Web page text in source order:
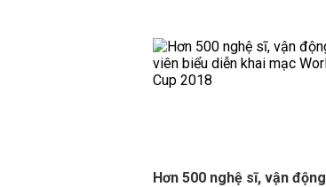
Hơn 500 nghệ sĩ, vận động